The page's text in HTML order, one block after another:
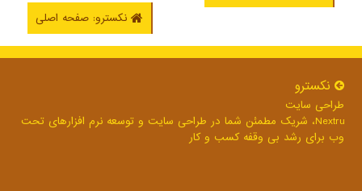
نکسترو: صفحه اصلی
نكسترو
طراحی سایت
Nextru، شریک مطمئن شما در طراحی سایت و توسعه نرم افزارهای تحت
وب برای رشد بی وقفه کسب و کار